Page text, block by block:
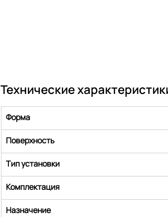
Технические
Форма
Поверхность
Тип установки
Комплектация
Назначение